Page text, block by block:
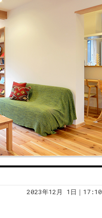
2023年12月 1日｜17:10